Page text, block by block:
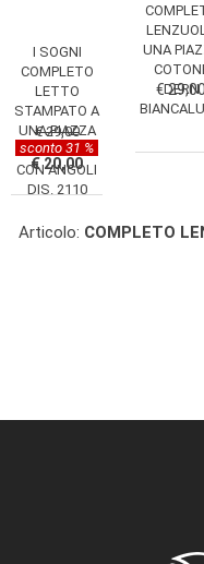
I SOGNI
COMPLETO
LETTO
STAMPATO A
UNA PIAZZA
CON SOTTO
CON ANGOLI
DIS. 2110
COTONE
€ 29,00
sconto 31 %
€ 20,00
UNA
DERN
€ 29,00
Articolo: COMPLETO